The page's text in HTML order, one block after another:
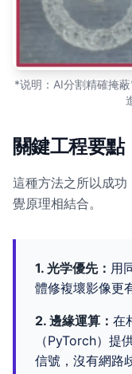
*说明：AI分割精確掩
關鍵工程要點
這種方法之所以成
覺原理相結合。
1. 光学優先： 用
體修複壞影像更
2. 邊緣運算： 在
（PyTorch）提
信號，沒有網路